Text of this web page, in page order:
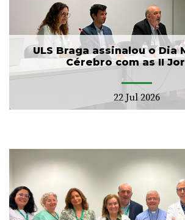
ULS Braga assinalou o Dia
Cérebro com as II
22 Jul 2026